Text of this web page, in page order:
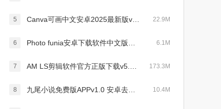
5 22.9M
6 6.1M
7 173.3M
8 10.4M